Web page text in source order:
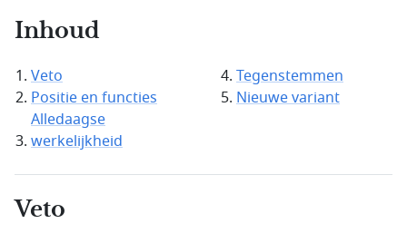
Inhoud
Veto
Positie en functies
Alledaagse
werkelijkheid
Tegenstemmen
Nieuwe variant
Veto